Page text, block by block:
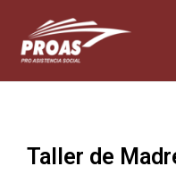
content
Taller de